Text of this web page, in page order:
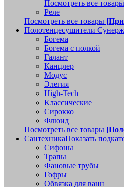
Посмотреть все товары
Реле
Посмотреть все товары
Полотенцесушители
Богема
Богема с полкой
Галант
Канцлер
Модус
Элегия
High-Tech
Классические
Сирокко
Флюид
Посмотреть все товары
СантехникаПоказать
Сифоны
Трапы
Фановые трубы
Гофры
Обвязка для ванн